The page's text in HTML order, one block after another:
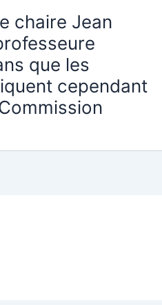
chaire Jean
que les
cependant